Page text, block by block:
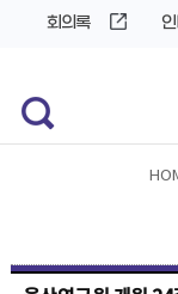
회의록